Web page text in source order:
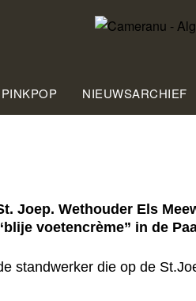
PINKPOP NIEUWSARCHIEF
Joep. Wethouder Els
voetencrème” in de
standwerker die op de